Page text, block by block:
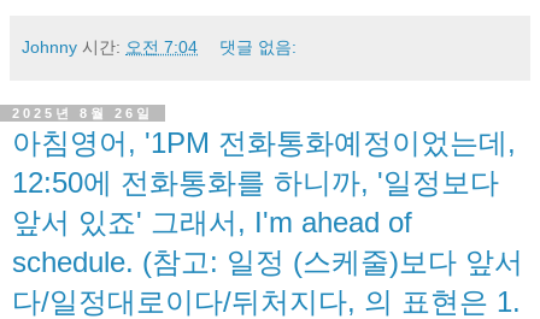
Johnny 시간: 오전 7:04 댓글 없음:
2025년 8월 26일
아침영어, '1PM 전화통화예정이었는데,
12:50에 전화통화를 하니까, '일정보다
앞서 있죠' 그래서, I'm ahead of
schedule. (참고: 일정 (스케줄)보다 앞서
다/일정대로이다/뒤처지다, 의 표현은 1.